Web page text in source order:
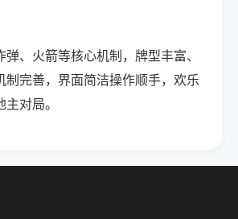
、火箭等核心机制，牌型丰富、
完善，界面简洁操作顺手，欢乐
对局。